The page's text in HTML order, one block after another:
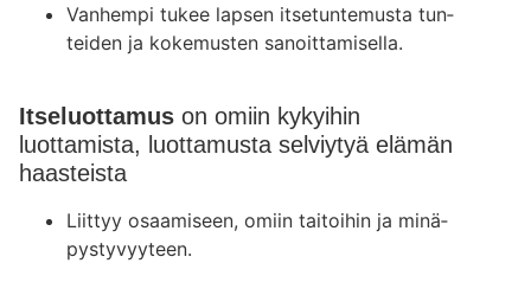
Van­hem­pi tukee lap­sen itse­tun­te­mus­ta tun­
tei­den ja koke­mus­ten sanoit­ta­mi­sel­la.
Itseluottamus on omiin kykyihin
luottamista, luottamusta selviytyä elämän
haasteista
Liit­tyy osaa­mi­seen, omiin tai­toi­hin ja minä­
pys­ty­vyy­teen.